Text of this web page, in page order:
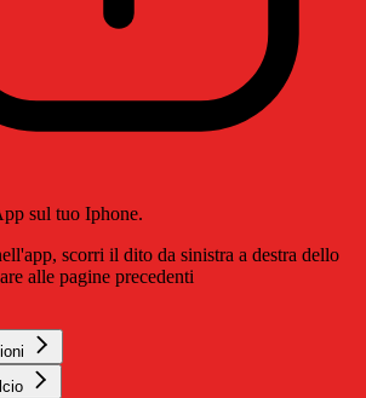
sul tuo Iphone.
scorri il dito da sinistra a destra dello
alle pagine precedenti